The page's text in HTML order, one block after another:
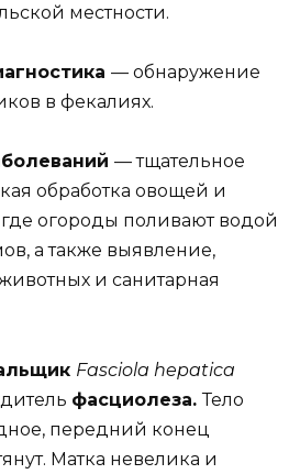
местности.
— обнаружение
в фекалиях.
— тщательное
обработка овощей и
огороды поливают водой
а также выявление,
и санитарная
Fasciola hepatica
фасциолеза.Тело
передний конец
Матка невелика и